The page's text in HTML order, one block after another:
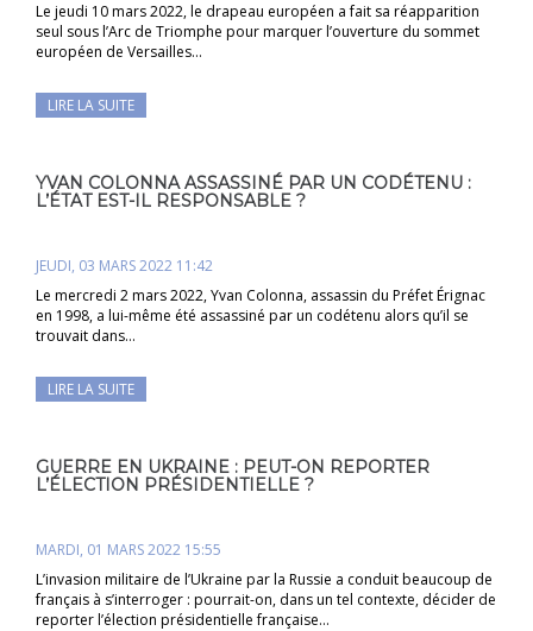
Le jeudi 10 mars 2022, le drapeau européen a fait sa réapparition
seul sous l’Arc de Triomphe pour marquer l’ouverture du sommet
européen de Versailles…
LIRE LA SUITE
YVAN COLONNA ASSASSINÉ PAR UN CODÉTENU :
L’ÉTAT EST-IL RESPONSABLE ?
JEUDI, 03 MARS 2022 11:42
Le mercredi 2 mars 2022, Yvan Colonna, assassin du Préfet Érignac
en 1998, a lui-même été assassiné par un codétenu alors qu’il se
trouvait dans…
LIRE LA SUITE
GUERRE EN UKRAINE : PEUT-ON REPORTER
L’ÉLECTION PRÉSIDENTIELLE ?
MARDI, 01 MARS 2022 15:55
L’invasion militaire de l’Ukraine par la Russie a conduit beaucoup de
français à s’interroger : pourrait-on, dans un tel contexte, décider de
reporter l’élection présidentielle française…